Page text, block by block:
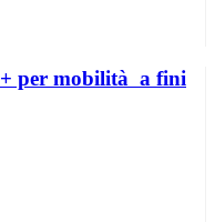
per mobilità a fini